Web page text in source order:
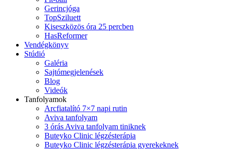
Gerincjóga
TopSziluett
Kiseszközös óra 25 percben
HasReformer
Vendégkönyv
Stúdió
Galéria
Sajtómegjelenések
Blog
Videók
Tanfolyamok
Arcfiatalító 7×7 napi rutin
Aviva tanfolyam
3 órás Aviva tanfolyam tiniknek
Buteyko Clinic légzésterápia
Buteyko Clinic légzésterápia gyerekeknek